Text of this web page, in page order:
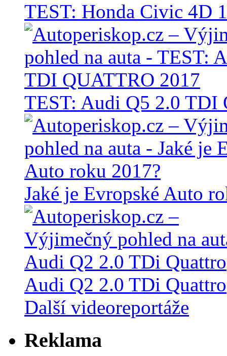
TEST: Honda Civic 4D
TEST: Audi Q5 2.0 TDI
Jaké je Evropské Auto
Audi Q2 2.0 TDi Quattro
Další videoreportáže
Reklama